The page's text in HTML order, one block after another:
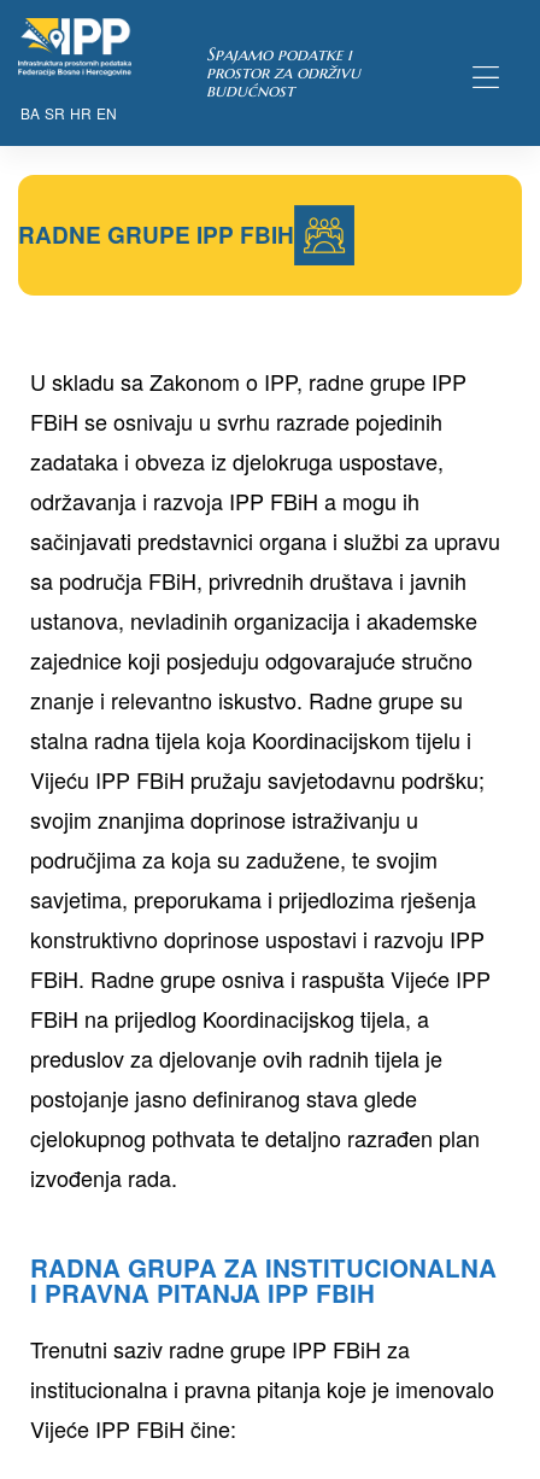
BA SR HR EN
Spajamo podatke i
prostor za održivu
budućnost
RADNE GRUPE IPP FBIH
U skladu sa Zakonom o IPP, radne grupe IPP
FBiH se osnivaju u svrhu razrade pojedinih
zadataka i obveza iz djelokruga uspostave,
održavanja i razvoja IPP FBiH a mogu ih
sačinjavati predstavnici organa i službi za upravu
sa područja FBiH, privrednih društava i javnih
ustanova, nevladinih organizacija i akademske
zajednice koji posjeduju odgovarajuće stručno
znanje i relevantno iskustvo. Radne grupe su
stalna radna tijela koja Koordinacijskom tijelu i
Vijeću IPP FBiH pružaju savjetodavnu podršku;
svojim znanjima doprinose istraživanju u
područjima za koja su zadužene, te svojim
savjetima, preporukama i prijedlozima rješenja
konstruktivno doprinose uspostavi i razvoju IPP
FBiH. Radne grupe osniva i raspušta Vijeće IPP
FBiH na prijedlog Koordinacijskog tijela, a
preduslov za djelovanje ovih radnih tijela je
postojanje jasno definiranog stava glede
cjelokupnog pothvata te detaljno razrađen plan
izvođenja rada.
RADNA GRUPA ZA INSTITUCIONALNA
I PRAVNA PITANJA IPP FBIH
Trenutni saziv radne grupe IPP FBiH za
institucionalna i pravna pitanja koje je imenovalo
Vijeće IPP FBiH čine: